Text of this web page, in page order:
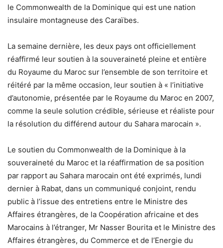
le Commonwealth de la Dominique qui est une nation
insulaire montagneuse des Caraïbes.
La semaine dernière, les deux pays ont officiellement
réaffirmé leur soutien à la souveraineté pleine et entière
du Royaume du Maroc sur l’ensemble de son territoire et
réitéré par la même occasion, leur soutien à « l’initiative
d’autonomie, présentée par le Royaume du Maroc en 2007,
comme la seule solution crédible, sérieuse et réaliste pour
la résolution du différend autour du Sahara marocain ».
Le soutien du Commonwealth de la Dominique à la
souveraineté du Maroc et la réaffirmation de sa position
par rapport au Sahara marocain ont été exprimés, lundi
dernier à Rabat, dans un communiqué conjoint, rendu
public à l’issue des entretiens entre le Ministre des
Affaires étrangères, de la Coopération africaine et des
Marocains à l’étranger, Mr Nasser Bourita et le Ministre des
Affaires étrangères, du Commerce et de l’Energie du